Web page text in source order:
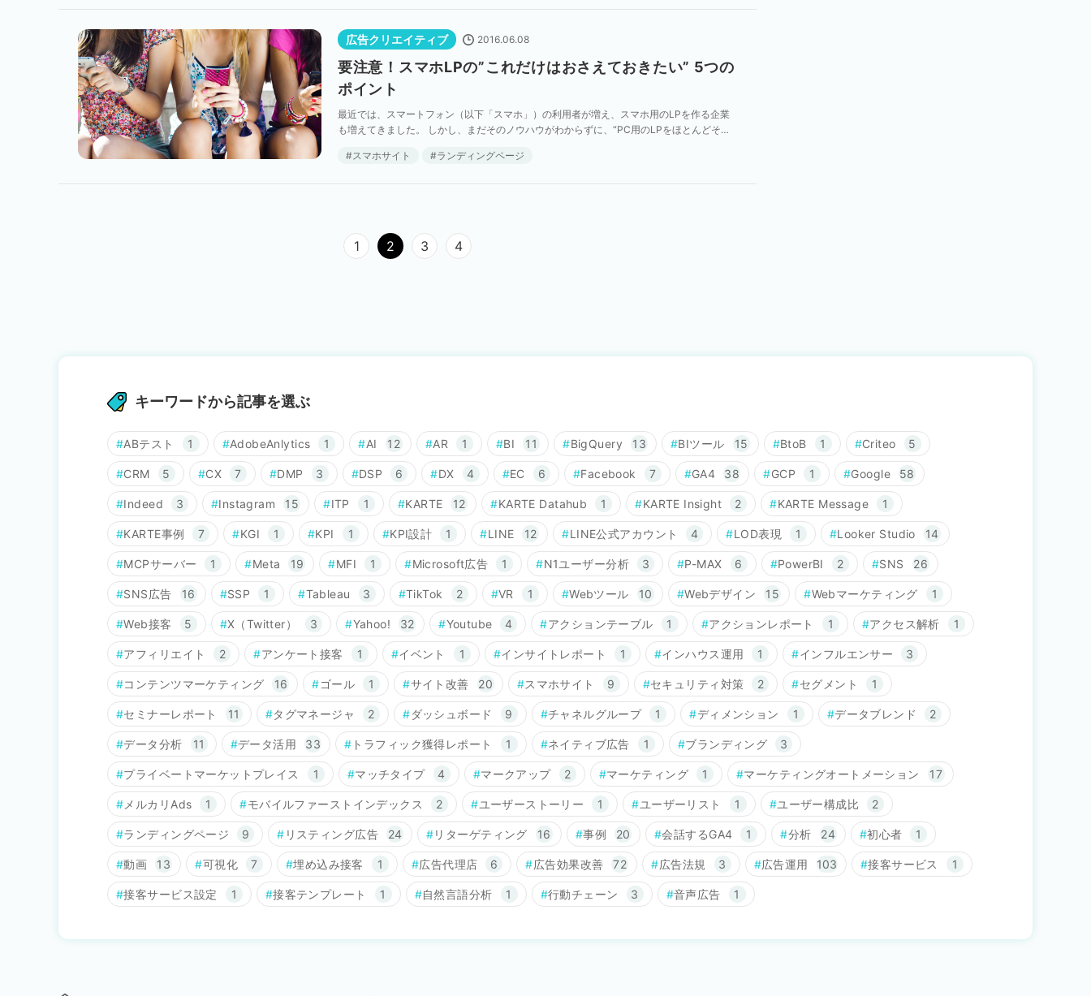
広告クリエイティブ 2016.06.08
要注意！スマホLPの”これだけはおさえておきたい” 5つの
ポイント
最近では、スマートフォン（以下「スマホ」）の利用者が増え、スマホ用のLPを作る企業
も増えてきました。 しかし、まだそのノウハウがわからずに、“PC用のLPをほとんどその
スマホサイト
ランディングページ
1 2 3 4
キーワードから記事を選ぶ
ABテスト 1 AdobeAnlytics 1 AI 12 AR 1 BI 11 BigQuery 13 BIツール 15 BtoB 1 Criteo 5
CRM 5 CX 7 DMP 3 DSP 6 DX 4 EC 6 Facebook 7 GA4 38 GCP 1 Google 58
Indeed 3 Instagram 15 ITP 1 KARTE 12 KARTE Datahub 1 KARTE Insight 2 KARTE Message 1
KARTE事例 7 KGI 1 KPI 1 KPI設計 1 LINE 12 LINE公式アカウント 4 LOD表現 1 Looker Studio 14
MCPサーバー 1 Meta 19 MFI 1 Microsoft広告 1 N1ユーザー分析 3 P-MAX 6 PowerBI 2 SNS 26
SNS広告 16 SSP 1 Tableau 3 TikTok 2 VR 1 Webツール 10 Webデザイン 15 Webマーケティング 1
Web接客 5 X（Twitter） 3 Yahoo! 32 Youtube 4 アクションテーブル 1 アクションレポート 1 アクセス解析 1
アフィリエイト 2 アンケート接客 1 イベント 1 インサイトレポート 1 インハウス運用 1 インフルエンサー 3
コンテンツマーケティング 16 ゴール 1 サイト改善 20 スマホサイト 9 セキュリティ対策 2 セグメント 1
セミナーレポート 11 タグマネージャ 2 ダッシュボード 9 チャネルグループ 1 ディメンション 1 データブレンド 2
データ分析 11 データ活用 33 トラフィック獲得レポート 1 ネイティブ広告 1 ブランディング 3
プライベートマーケットプレイス 1 マッチタイプ 4 マークアップ 2 マーケティング 1 マーケティングオートメーション 17
メルカリAds 1 モバイルファーストインデックス 2 ユーザーストーリー 1 ユーザーリスト 1 ユーザー構成比 2
ランディングページ 9 リスティング広告 24 リターゲティング 16 事例 20 会話するGA4 1 分析 24 初心者 1
動画 13 可視化 7 埋め込み接客 1 広告代理店 6 広告効果改善 72 広告法規 3 広告運用 103 接客サービス 1
接客サービス設定 1 接客テンプレート 1 自然言語分析 1 行動チェーン 3 音声広告 1